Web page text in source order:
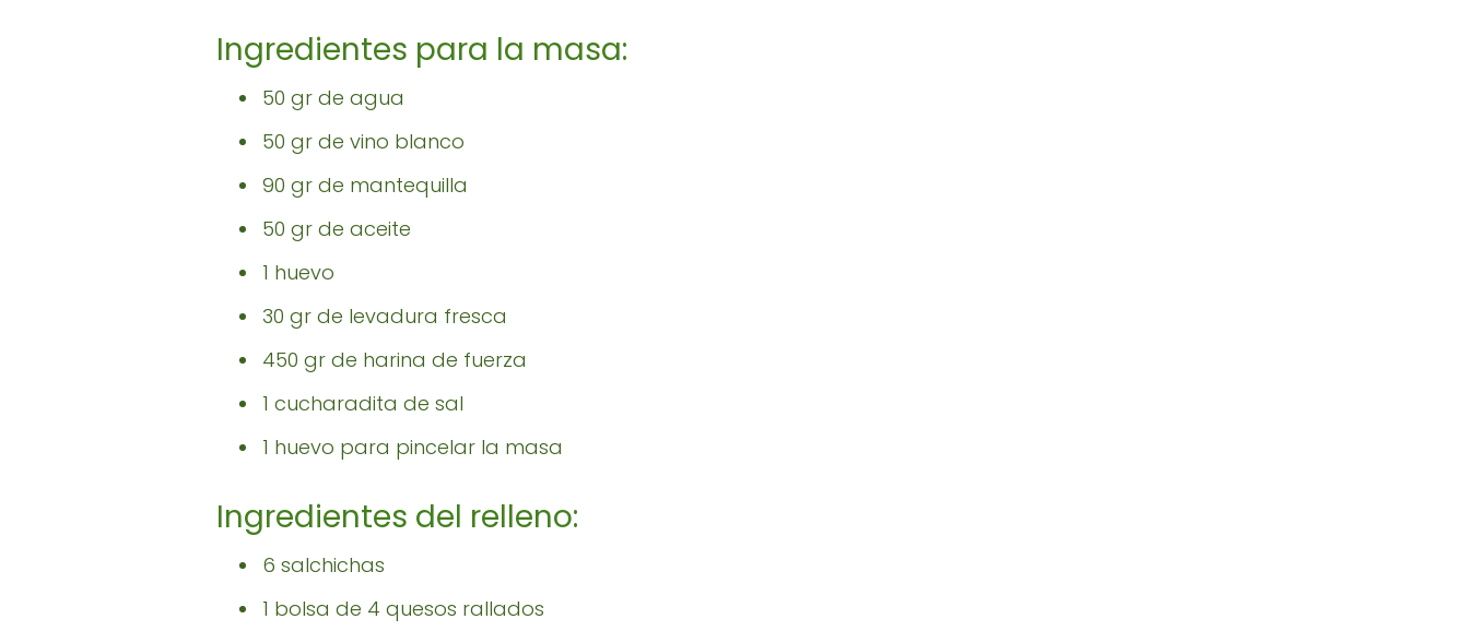
Ingredientes para la masa:
50 gr de agua
50 gr de vino blanco
90 gr de mantequilla
50 gr de aceite
1 huevo
30 gr de levadura fresca
450 gr de harina de fuerza
1 cucharadita de sal
1 huevo para pincelar la masa
Ingredientes del relleno:
6 salchichas
1 bolsa de 4 quesos rallados